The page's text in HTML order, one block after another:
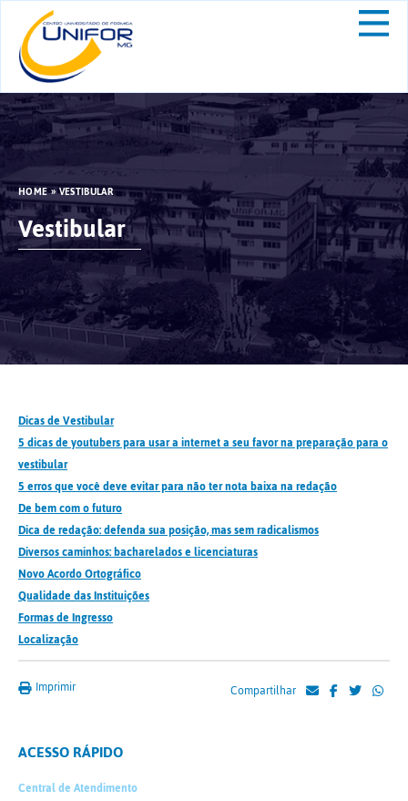
HOME»VESTIBULAR
Vestibular
Dicas de Vestibular
5 dicas de youtubers para usar a internet a seu favor na preparação para o
vestibular
5 erros que você deve evitar para não ter nota baixa na redação
De bem com o futuro
Dica de redação: defenda sua posição, mas sem radicalismos
Diversos caminhos: bacharelados e licenciaturas
Novo Acordo Ortográfico
Qualidade das Instituições
Formas de Ingresso
Localização
Imprimir Compartilhar
ACESSO RÁPIDO
Central de Atendimento